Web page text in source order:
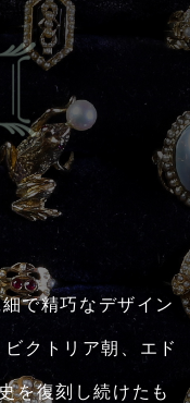
で精巧なデザイン
クトリア朝、エド
を復刻し続けたも